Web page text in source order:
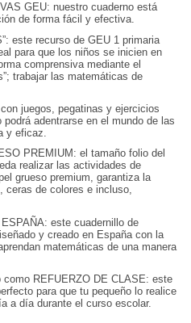
GEU: nuestro cuaderno está
de forma fácil y efectiva.
este recurso de GEU 1 primaria
para que los niños se inicien en
comprensiva mediante el
trabajar las matemáticas de
juegos, pegatinas y ejercicios
adentrarse en el mundo de las
y eficaz.
PREMIUM: el tamaño folio del
realizar las actividades de
grueso premium, garantiza la
ceras de colores e incluso,
este cuadernillo de
y creado en España con la
matemáticas de una manera
REFUERZO DE CLASE: este
para que tu pequeño lo realice
a día durante el curso escolar.